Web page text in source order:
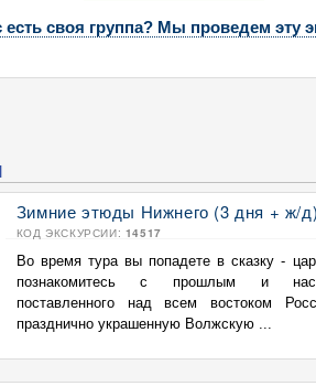
есть своя группа? Мы проведем эту
Зимние этюды Нижнего (3 дня + ж/д)
КОД ЭКСКУРСИИ: 14517
Во время тура вы попадете в сказку -
познакомитесь с прошлым и
поставленного над всем востоком
празднично украшенную Волжскую ...